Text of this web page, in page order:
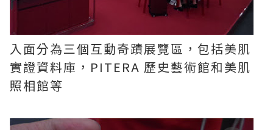
入面分為三個互動奇蹟展覽區，包括美肌
實證資料庫，PITERA 歷史藝術館和美肌
照相館等